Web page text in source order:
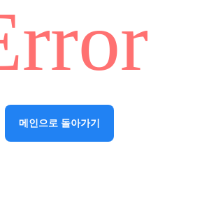
메인으로 돌아가기